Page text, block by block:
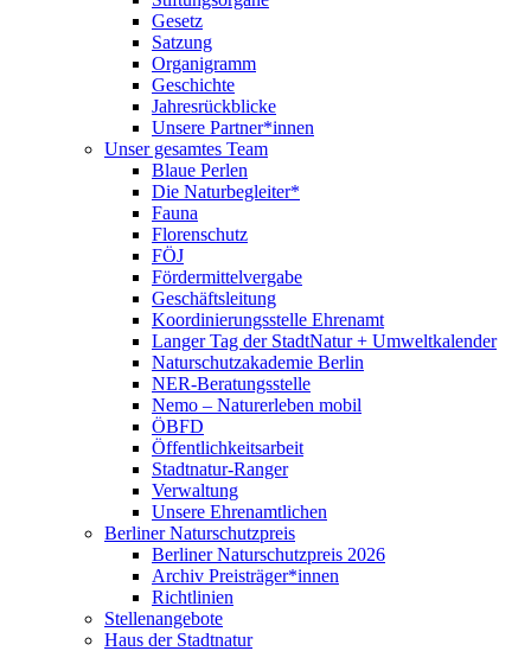
Gesetz
Satzung
Organigramm
Geschichte
Jahresrückblicke
Unsere Partner*innen
Unser gesamtes Team
Blaue Perlen
Die Naturbegleiter*
Fauna
Florenschutz
FÖJ
Fördermittelvergabe
Geschäftsleitung
Koordinierungsstelle Ehrenamt
Langer Tag der StadtNatur + Umweltkalender
Naturschutzakademie Berlin
NER-Beratungsstelle
Nemo – Naturerleben mobil
ÖBFD
Öffentlichkeitsarbeit
Stadtnatur-Ranger
Verwaltung
Unsere Ehrenamtlichen
Berliner Naturschutzpreis
Berliner Naturschutzpreis 2026
Archiv Preisträger*innen
Richtlinien
Stellenangebote
Haus der Stadtnatur